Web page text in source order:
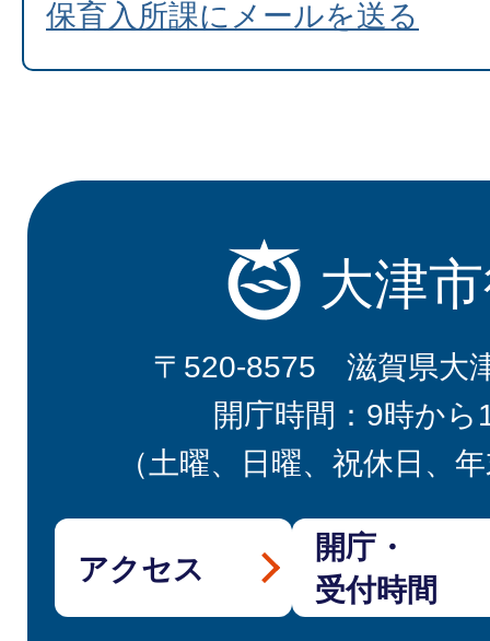
保育入所課にメールを送る
大津
〒520-8575 滋賀県大
開庁時間：9時から
（土曜、日曜、祝休日、
アクセス
開庁・
受付時間